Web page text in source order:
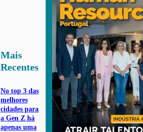
Mais
Recentes
No top 3 das
melhores
cidades para
a Gen Z há
apenas uma